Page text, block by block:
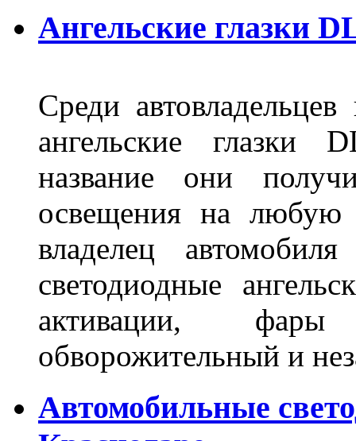
Ангельские глазки
Среди
ангельские глазки
название они
освещения на любую
владелец
светодиодные
активации, фары
обворожительный и
Автомобильные